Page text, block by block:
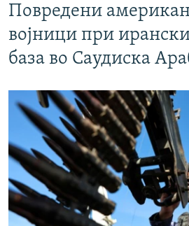
Повредени
војници при
база во Саудиска